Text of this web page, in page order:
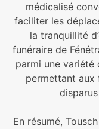
médicalisé
faciliter les
la tranquillité
funéraire de
parmi une variété
permettant aux
En résumé,